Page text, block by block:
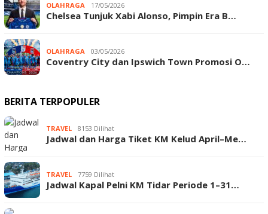
OLAHRAGA 17/05/2026
Chelsea Tunjuk Xabi Alonso, Pimpin Era B…
OLAHRAGA 03/05/2026
Coventry City dan Ipswich Town Promosi O…
BERITA TERPOPULER
TRAVEL 8153 Dilihat
Jadwal dan Harga Tiket KM Kelud April–Me…
TRAVEL 7759 Dilihat
Jadwal Kapal Pelni KM Tidar Periode 1–31…